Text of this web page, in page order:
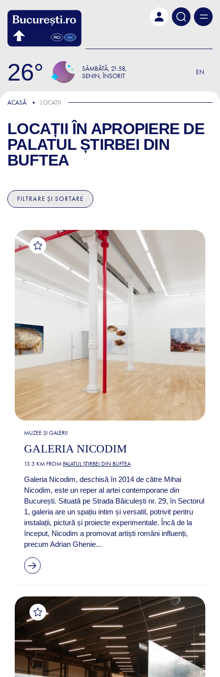
26 SÂMBĂTĂ 21:58
SENIN, ÎNSORIT
EN
ACASĂ LOCAȚII
LOCAȚII ÎN APROPIERE DE
PALATUL ȘTIRBEI DIN
BUFTEA
FILTRARE ȘI SORTARE
MUZEE ȘI GALERII
GALERIA NICODIM
13.3 KM FROM PALATUL ȘTIRBEI DIN BUFTEA
Galeria Nicodim, deschisă în 2014 de către Mihai
Nicodim, este un reper al artei contemporane din
București. Situată pe Strada Băiculești nr. 29, în Sectorul
1, galeria are un spațiu intim și versatil, potrivit pentru
instalații, pictură și proiecte experimentale. Încă de la
început, Nicodim a promovat artiști români influenți,
precum Adrian Ghenie...